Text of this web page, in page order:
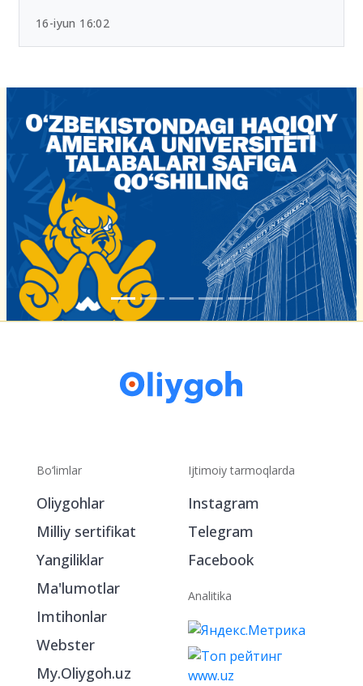
Chet tili sertifikatlari bo‘yicha yangi tartib
tasdiqlandi
Bo‘limlar
Oliygohlar
Milliy sertifikat
Yangiliklar
Ma'lumotlar
Imtihonlar
Ijtimoiy tarmoqlarda
Instagram
Telegram
Analitika